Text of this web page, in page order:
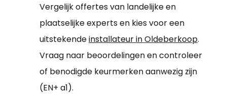
Vergelijk offertes van landelijke en
plaatselijke experts en kies voor een
uitstekendeinstallateur in Oldeberkoop.
Vraag naar beoordelingen en controleer
of benodigde keurmerken aanwezig zijn
(EN+ a1).